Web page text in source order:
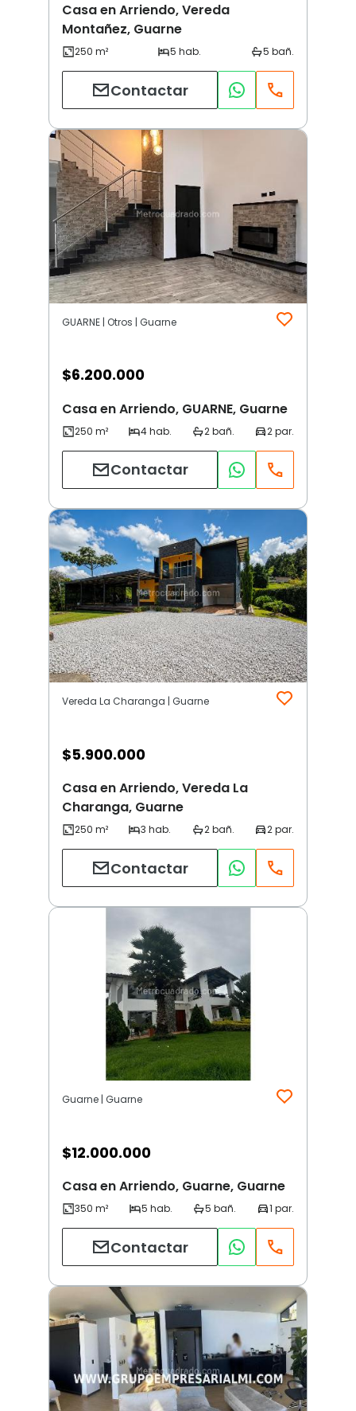
Casa en Arriendo, Vereda
Montañez, Guarne
Contactar
GUARNE | Otros | Guarne
$6.200.000
Casa en Arriendo, GUARNE, Guarne
Contactar
Vereda La Charanga | Guarne
$5.900.000
Casa en Arriendo, Vereda La
Charanga, Guarne
Contactar
Guarne | Guarne
$12.000.000
Casa en Arriendo, Guarne, Guarne
Contactar